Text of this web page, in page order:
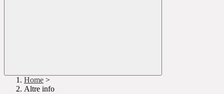
Home >
Altre info